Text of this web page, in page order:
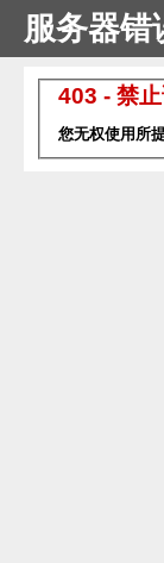
服务器错
403 - 禁止
您无权使用所